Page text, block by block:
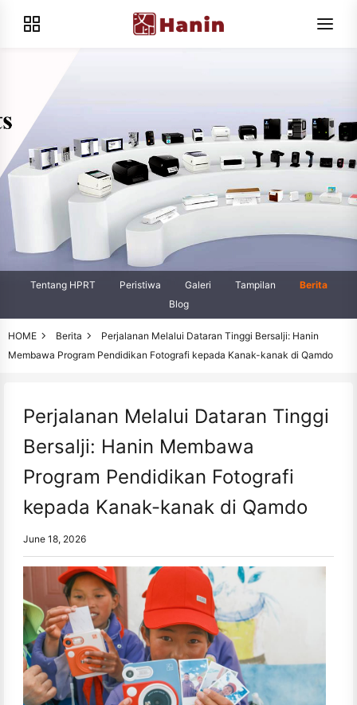
Tentang HPRT Peristiwa Galeri Tampilan
Berita
Blog
HOME Berita
Perjalanan Melalui Dataran Tinggi Bersalji: Hanin
Membawa Program Pendidikan Fotografi kepada Kanak-kanak di Qamdo
Perjalanan Melalui Dataran Tinggi
Bersalji: Hanin Membawa
Program Pendidikan Fotografi
kepada Kanak-kanak di Qamdo
June 18, 2026